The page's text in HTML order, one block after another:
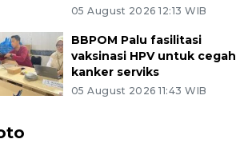
05 August 2026 12:13 WIB
BBPOM Palu fasilitasi
vaksinasi HPV untuk cegah
kanker serviks
05 August 2026 11:43 WIB